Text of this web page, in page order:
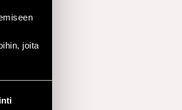
joita